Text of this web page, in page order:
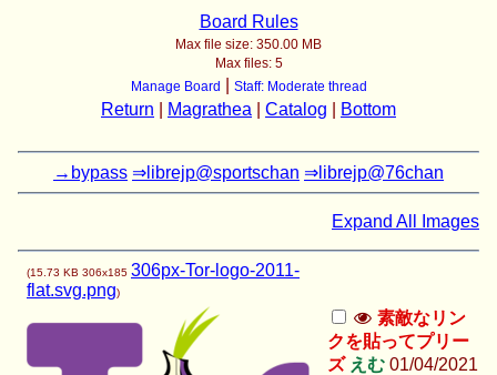
Board Rules
Max file size: 350.00 MB
Max files: 5
Manage Board
Staff: Moderate thread
Return Magrathea Catalog Bottom
→bypass ⇒librejp@sportschan ⇒librejp@76chan
Expand All Images
(15.73 KB 306x185 306px-Tor-logo-2011-
flat.svg.png)
素敵なリン
クを貼ってプリー
ズ えむ 01/04/2021